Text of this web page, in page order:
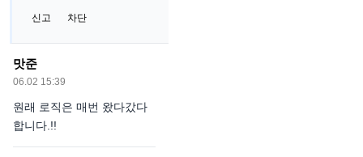
신고 차단
맛준
06.02 15:39
원래 로직은 매번 왔다갔다
합니다.!!